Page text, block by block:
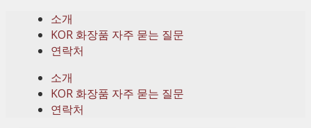
content
소개
KOR 화장품 자주 묻는 질문
연락처
소개
KOR 화장품 자주 묻는 질문
연락처